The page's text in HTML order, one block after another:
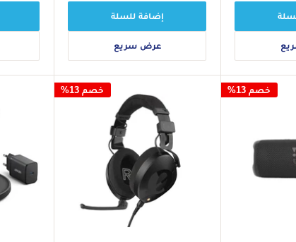
إضافة للسلة
عرض سريع
خصم 13% خصم 13%